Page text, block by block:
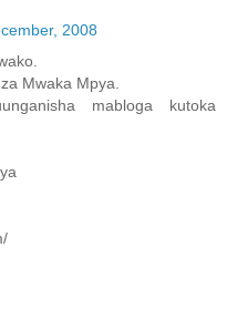
2008
Mwaka Mpya.
mabloga kutoka